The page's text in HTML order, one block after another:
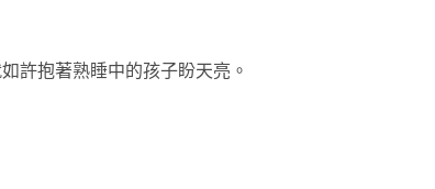
許抱著熟睡中的孩子盼天亮。